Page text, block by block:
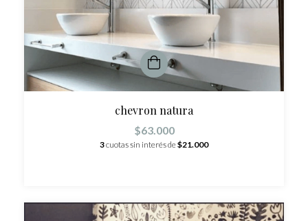
chevron natura
$63.000
3cuotas sin interés de$21.000